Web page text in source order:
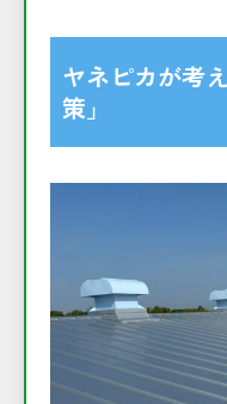
ヤネピカが考
策」